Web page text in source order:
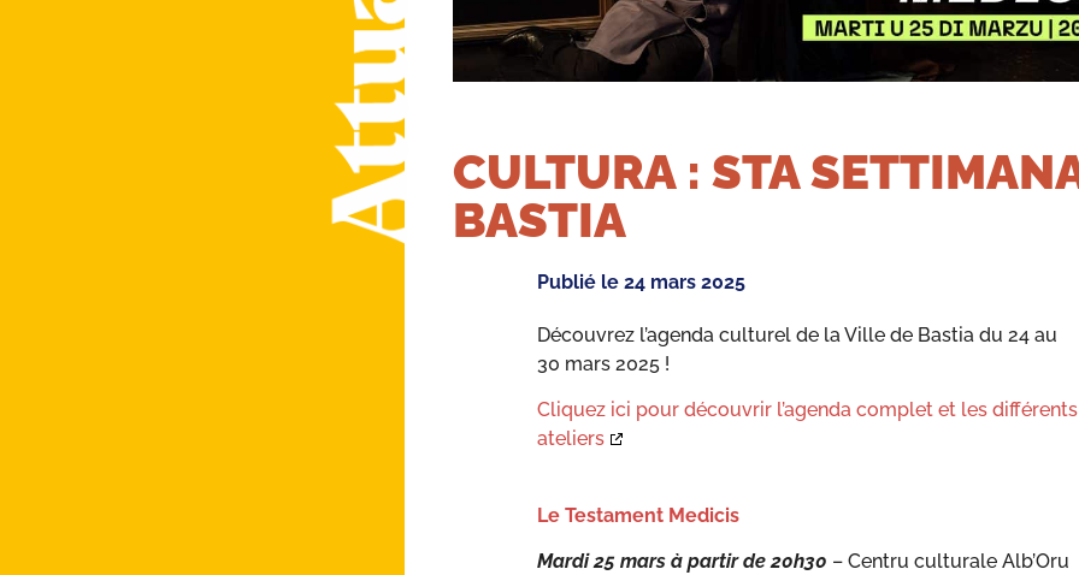
CULTURA : STA
BASTIA
Publié le 24 mars 2025
Découvrez l’agenda culturel de la Ville de Bastia du 24 au
30 mars 2025 !
Cliquez ici pour découvrir l’agenda complet et les différents
ateliers
Le Testament Medicis
Mardi 25 mars à partir de 20h30 – Centru culturale Alb’Oru